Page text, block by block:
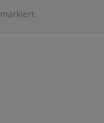
markiert.